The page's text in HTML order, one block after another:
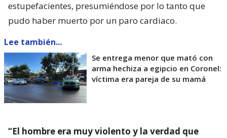
estupefacientes, presumiéndose por lo tanto que
pudo haber muerto por un paro cardiaco.
Lee también...
Se entrega menor que mató con
arma hechiza a egipcio en Coronel:
víctima era pareja de su mamá
“El hombre era muy violento y la verdad que